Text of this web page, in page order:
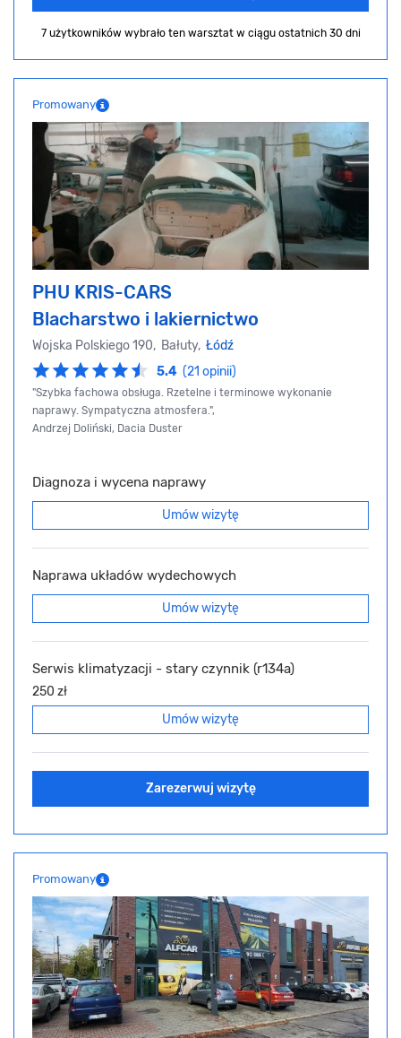
7 użytkowników wybrało ten warsztat w ciągu ostatnich 30 dni
Promowany
PHU KRIS-CARS
Blacharstwo i lakiernictwo
Wojska Polskiego 190, Bałuty, Łódź
5.4 (21 opinii)
"Szybka fachowa obsługa. Rzetelne i terminowe wykonanie
naprawy. Sympatyczna atmosfera.",
Andrzej Doliński, Dacia Duster
Diagnoza i wycena naprawy
Umów wizytę
Naprawa układów wydechowych
Umów wizytę
Serwis klimatyzacji - stary czynnik (r134a)
250 zł
Umów wizytę
Zarezerwuj wizytę
Promowany